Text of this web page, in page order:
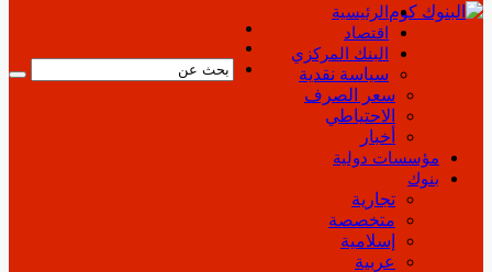
الرئيسية
اقتصاد
البنك المركزي
سياسة نقدية
سعر الصرف
الاحتياطي
أخبار
مؤسسات دولية
بنوك
تجارية
متخصصة
إسلامية
عربية